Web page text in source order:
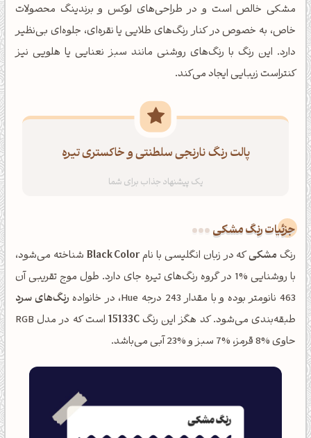
مشکی خالص است و در طراحی‌های لوکس و برندینگ محصولات
خاص، به خصوص در کنار رنگ‌های طلایی یا نقره‌ای، جلوه‌ای بی‌نظیر
دارد. این رنگ با رنگ‌های روشنی مانند سبز نعنایی یا هلویی نیز
کنتراست زیبایی ایجاد می‌کند.
پالت رنگ نارنجی سلطنتی و خاکستری تیره
جزئیات رنگ مشکی
رنگ مشکیکه در زبان انگلیسی با نامBlack Color شناخته می‌شود،
با روشنایی %1 در گروه رنگ‌های تیره جای دارد. طول موج تقریبی آن
463 نانومتر بوده و با مقدار 243 درجه Hue، در خانواده
رنگ‌های سرد
طبقه‌بندی می‌شود. کد هگز این رنگ15133C
است که در مدل RGB
حاوی %8 قرمز، %7 سبز و %23 آبی می‌باشد.